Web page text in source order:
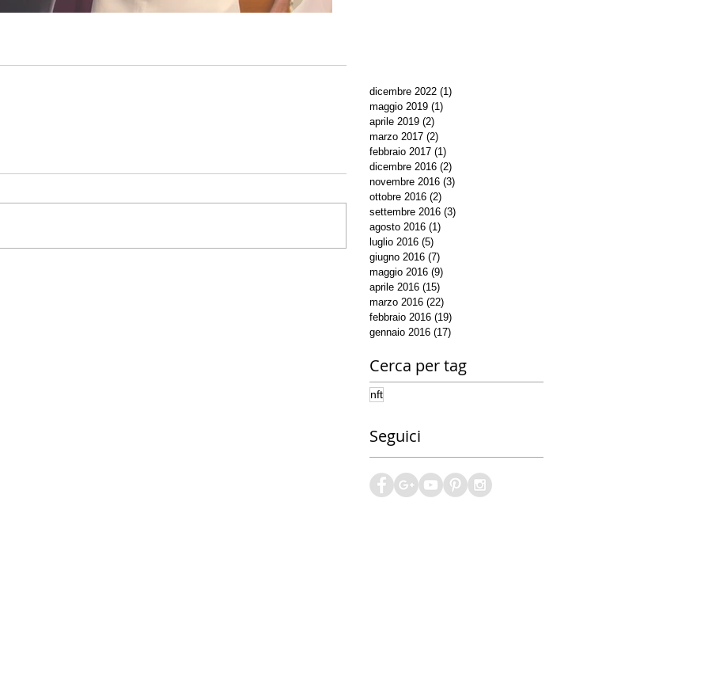
dicembre 2022 (1)
maggio 2019 (1)
aprile 2019 (2)
marzo 2017 (2)
febbraio 2017 (1)
dicembre 2016 (2)
novembre 2016 (3)
ottobre 2016 (2)
settembre 2016 (3)
agosto 2016 (1)
luglio 2016 (5)
giugno 2016 (7)
maggio 2016 (9)
aprile 2016 (15)
marzo 2016 (22)
febbraio 2016 (19)
gennaio 2016 (17)
Cerca per tag
nft
Seguici